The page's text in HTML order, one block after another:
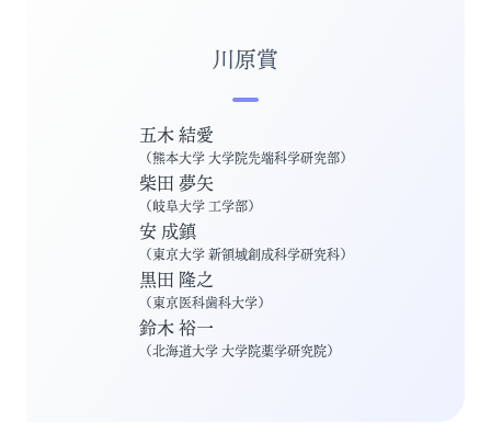
川原賞
五木 結愛
（熊本大学 大学院先端科学研究部）
柴田 夢矢
（岐阜大学 工学部）
安 成鎮
（東京大学 新領域創成科学研究科）
黒田 隆之
（東京医科歯科大学）
鈴木 裕一
（北海道大学 大学院薬学研究院）